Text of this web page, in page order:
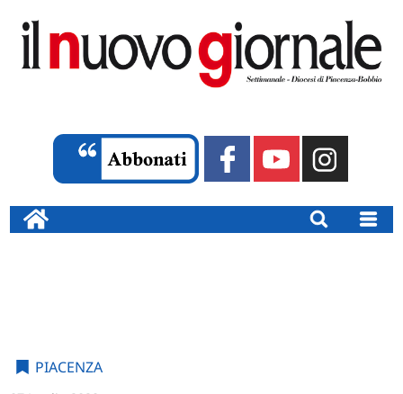
PIACENZA